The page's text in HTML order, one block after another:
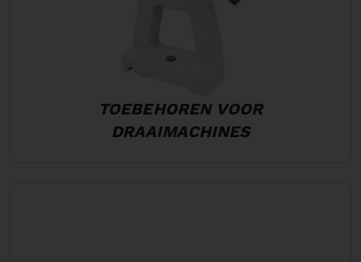
TOEBEHOREN VOOR
DRAAIMACHINES